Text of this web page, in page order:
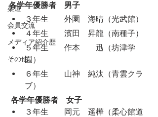
柔道
会員交流
メディア紹介歴
その他
各学年優勝者　男子
３年生　　外園　海晴（光武館）
４年生　　濱田　昇龍（南種子）
５年生　　作本　　迅（坊津学
園）
６年生　　山神　純汰（青雲クラ
ブ）
各学年優勝者　女子
３年生　　岡元　遥樺（柔心館道